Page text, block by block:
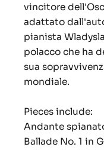
vincitore
adattato
pianista
polacco che ha
sua
mondiale.
Pieces include:
Andante
Ballade No. 1 in